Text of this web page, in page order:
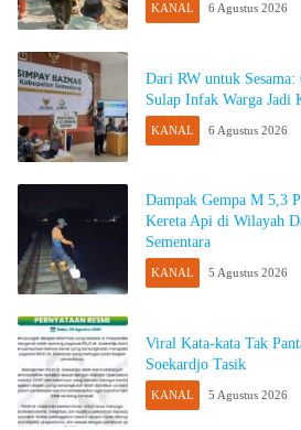
KANAL 6 Agustus 2026
Dari RW untuk
Sulap Infak Warga Jadi
KANAL 6 Agustus 2026
Dampak Gempa M 5,3
Kereta Api di Wilayah
Sementara
KANAL 5 Agustus 2026
Viral Kata-kata Tak
Soekardjo Tasik
KANAL 5 Agustus 2026